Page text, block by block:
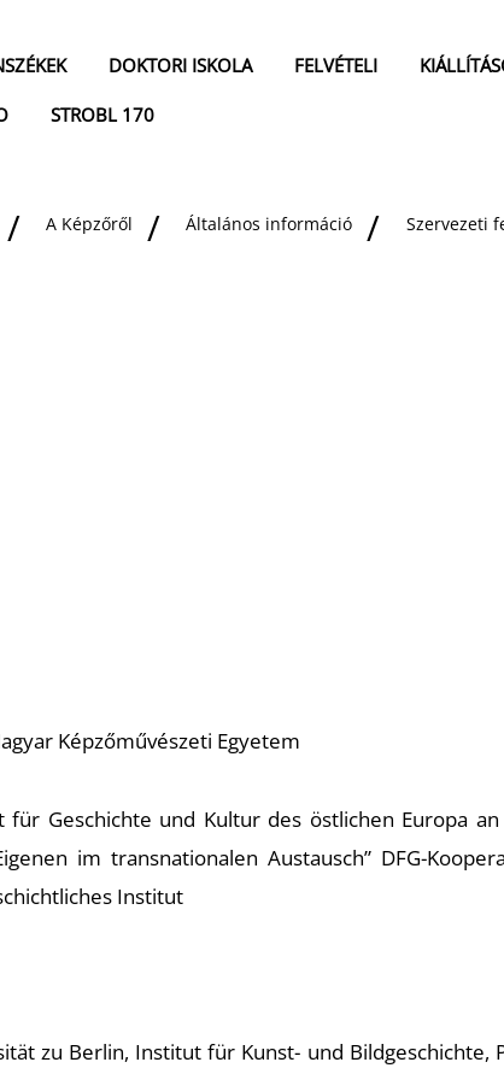
DOKTORI ISKOLA FELVÉTELI
STROBL 170
A Képzőről Általános információ Szervezeti
Képzőművészeti Egyetem
Geschichte und Kultur des östlichen Europa
im transnationalen Austausch” DFG-
Institut
zu Berlin, Institut für Kunst- und